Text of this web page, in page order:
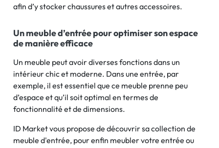
afin d’y stocker chaussures et autres accessoires.
Un meuble d’entrée pour optimiser son espace
de manière efficace
Un meuble peut avoir diverses fonctions dans un
intérieur chic et moderne. Dans une entrée, par
exemple, il est essentiel que ce meuble prenne peu
d’espace et qu’il soit optimal en termes de
fonctionnalité et de dimensions.
ID Market vous propose de découvrir sa collection de
meuble d'entrée, pour enfin meubler votre entrée ou